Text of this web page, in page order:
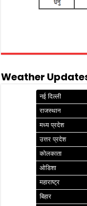
Weather
नई दिल्ली
राजस्थान
मध्य प्रदेश
उत्तर प्रदेश
कोलकाता
ओडिशा
महाराष्ट्र
बिहार